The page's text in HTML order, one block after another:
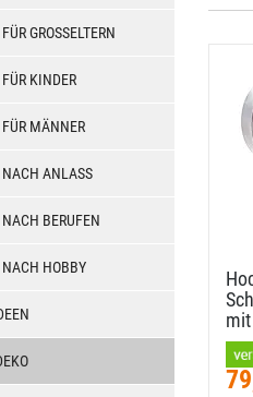
GROSSELTERN
KINDER
MÄNNER
NACH ANLASS
BERUFEN
HOBBY